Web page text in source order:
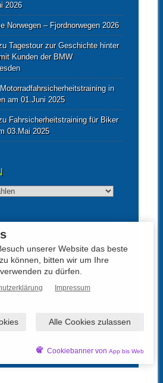
2026
Norwegen – Fjordnorwegen 2026
Tagestour zur Geschichte hinter
Kunden der BMW
Motorradfahrsicherheitstraining in
am 01.Juni 2025
Fahrsicherheitstraining für Biker
03.Mai 2025
unserer Website das beste
können, bitten wir um Ihre
zu dürfen.
Impressum
Alle Cookies zulassen
Cookiebanner von App bis Web